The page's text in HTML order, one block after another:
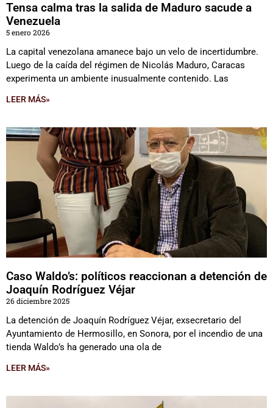
Tensa calma tras la salida de Maduro sacude a
Venezuela
5 enero 2026
La capital venezolana amanece bajo un velo de incertidumbre.
Luego de la caída del régimen de Nicolás Maduro, Caracas
experimenta un ambiente inusualmente contenido. Las
LEER MÁS»
Caso Waldo’s: políticos reaccionan a detención de
Joaquín Rodríguez Véjar
26 diciembre 2025
La detención de Joaquín Rodríguez Véjar, exsecretario del
Ayuntamiento de Hermosillo, en Sonora, por el incendio de una
tienda Waldo’s ha generado una ola de
LEER MÁS»